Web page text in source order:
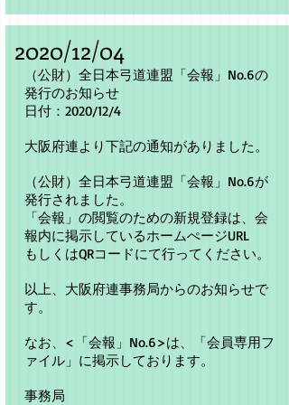
​2020/12/04
（公財）全日本弓道連盟「会報」No.6の
発行のお知らせ
日付：2020/12/4
大阪府連より下記の通知がありました。
（公財）全日本弓道連盟「会報」No.6が
発行されました。
「会報」の閲覧のための新規登録は、会
報内に掲示しているホームぺージURL
もしくはQRコードにて行ってください。
以上、大阪府連事務局からのお知らせで
す。
なお、<「会報」No.6>は、「会員専用フ
ァイル」に掲示しております。
事務局